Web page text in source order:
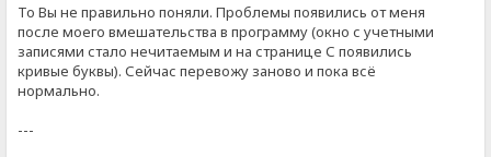
То Вы не правильно поняли. Проблемы появились от меня
после моего вмешательства в программу (окно с учетными
записями стало нечитаемым и на странице С появились
кривые буквы). Сейчас перевожу заново и пока всё
нормально.
---